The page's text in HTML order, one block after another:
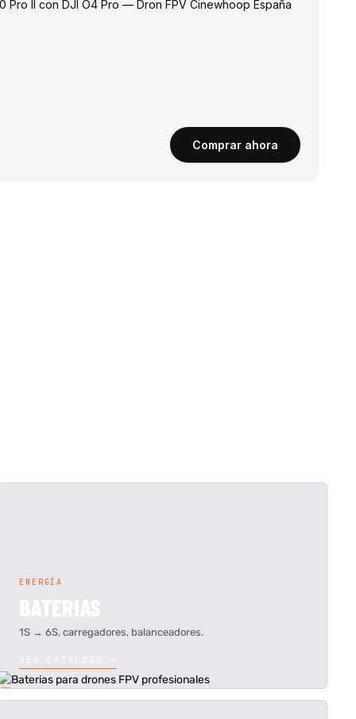
Comprar ahora
ENERGÍA
1S → 6S, carregadores, balanceadores.